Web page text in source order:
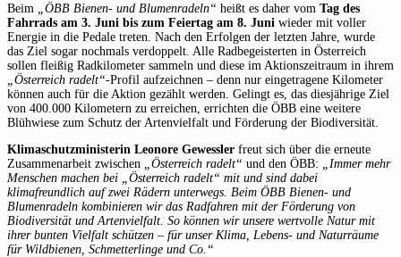
Beim „ÖBB Bienen- und Blumenradeln“ heißt es daher vom Tag des
Fahrrads am 3. Juni bis zum Feiertag am 8. Juni wieder mit voller
Energie in die Pedale treten. Nach den Erfolgen der letzten Jahre, wurde
das Ziel sogar nochmals verdoppelt. Alle Radbegeisterten in Österreich
sollen fleißig Radkilometer sammeln und diese im Aktionszeitraum in ihrem
„Österreich radelt“-Profil aufzeichnen – denn nur eingetragene Kilometer
können auch für die Aktion gezählt werden. Gelingt es, das diesjährige Ziel
von 400.000 Kilometern zu erreichen, errichten die ÖBB eine weitere
Blühwiese zum Schutz der Artenvielfalt und Förderung der Biodiversität.
Klimaschutzministerin Leonore Gewessler freut sich über die erneute
Zusammenarbeit zwischen
„Österreich radelt“ und den ÖBB:
„Immer mehr
Menschen machen bei „Österreich radelt“ mit und sind dabei
klimafreundlich auf zwei Rädern unterwegs. Beim ÖBB Bienen- und
Blumenradeln kombinieren wir das Radfahren mit der Förderung von
Biodiversität und Artenvielfalt. So können wir unsere wertvolle Natur mit
ihrer bunten Vielfalt schützen – für unser Klima, Lebens- und Naturräume
für Wildbienen, Schmetterlinge und Co.“